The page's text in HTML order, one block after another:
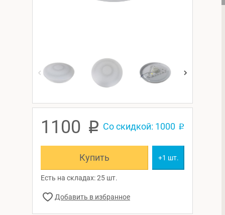
1100 p Со скидкой: 1000 p
Купить +1 шт.
Есть на складах: 25 шт.